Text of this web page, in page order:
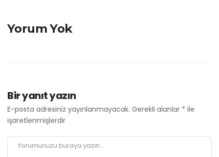
Yorum Yok
Bir yanıt yazın
E-posta adresiniz yayınlanmayacak. Gerekli alanlar * ile
işaretlenmişlerdir